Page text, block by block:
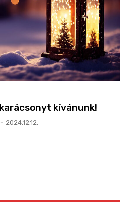
kívánunk!
- 2024.12.12.